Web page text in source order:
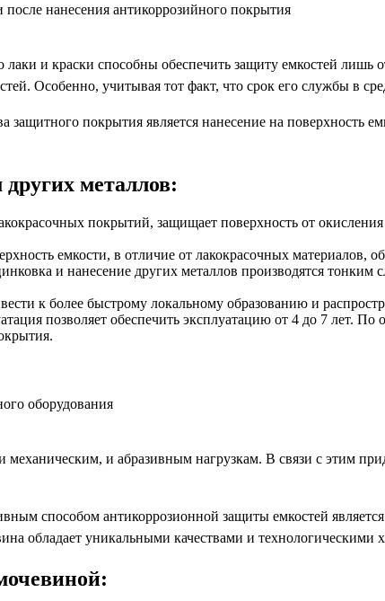
после нанесения антикоррозийного покрытия
лаки и краски способны обеспечить защиту емкостей
Особенно, учитывая тот факт, что срок его службы в
защитного покрытия является нанесение на поверхность
металлов:
покрытий, защищает поверхность от
емкости, в отличие от лакокрасочных материалов,
и нанесение других металлов производятся тонким
к более быстрому локальному образованию и
позволяет обеспечить эксплуатацию от 4 до 7 лет.
оборудования
механическим, и абразивным нагрузкам. В связи с этим
способом антикоррозионной защиты емкостей
обладает уникальными качествами и технологическими